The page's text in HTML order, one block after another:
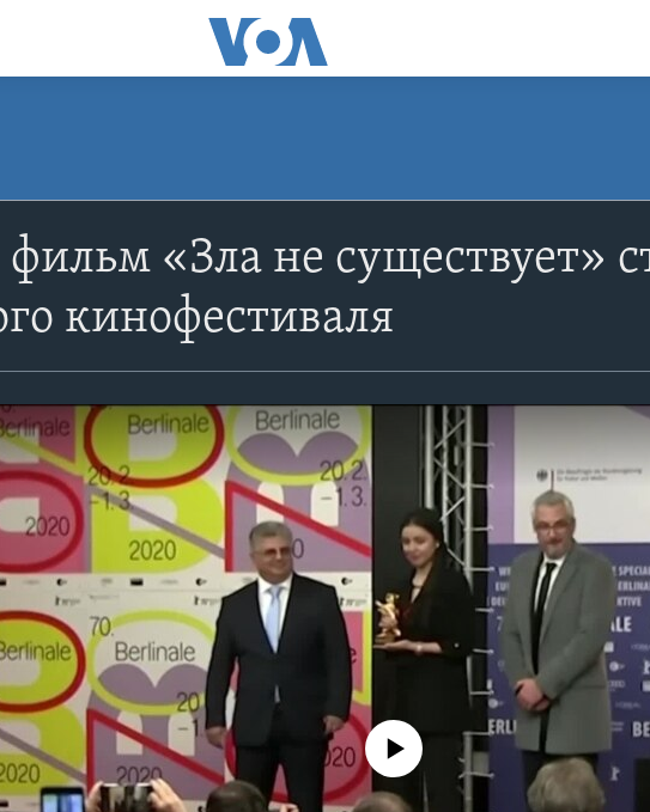
«Зла не существует»
кинофестиваля
No media source currently available